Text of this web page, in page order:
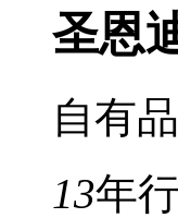
圣恩
自有
13年